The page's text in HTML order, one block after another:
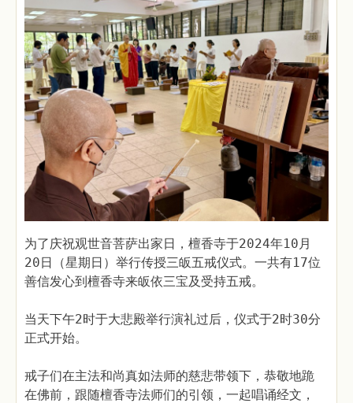
为了庆祝观世音菩萨出家日，檀香寺于2024年10月
20日（星期日）举行传授三皈五戒仪式。一共有17位
善信发心到檀香寺来皈依三宝及受持五戒。
当天下午2时于大悲殿举行演礼过后，仪式于2时30分
正式开始。
戒子们在主法和尚真如法师的慈悲带领下，恭敬地跪
在佛前，跟随檀香寺法师们的引领，一起唱诵经文，